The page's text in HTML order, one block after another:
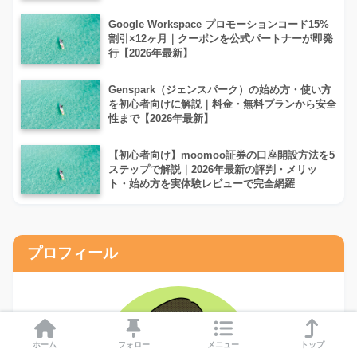
Google Workspace プロモーションコード15%
割引×12ヶ月｜クーポンを公式パートナーが即発
行【2026年最新】
Genspark（ジェンスパーク）の始め方・使い方
を初心者向けに解説｜料金・無料プランから安全
性まで【2026年最新】
【初心者向け】moomoo証券の口座開設方法を5
ステップで解説｜2026年最新の評判・メリッ
ト・始め方を実体験レビューで完全網羅
プロフィール
ホーム フォロー メニュー トップ